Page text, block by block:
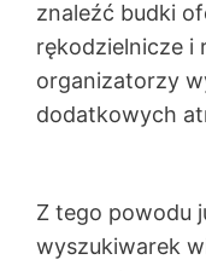
znaleźć budki
rękodzielnicze i
organizatorzy
dodatkowych
Z tego powodu
wyszukiwarek